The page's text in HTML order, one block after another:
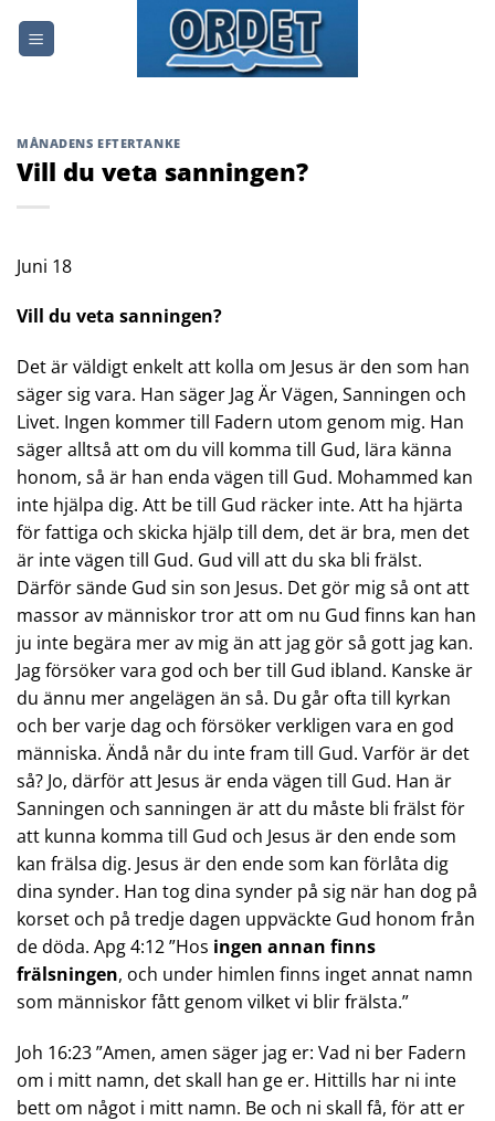
MÅNADENS EFTERTANKE
Vill du veta sanningen?
Juni 18
Vill du veta sanningen?
Det är väldigt enkelt att kolla om Jesus är den som han
säger sig vara. Han säger Jag Är Vägen, Sanningen och
Livet. Ingen kommer till Fadern utom genom mig. Han
säger alltså att om du vill komma till Gud, lära känna
honom, så är han enda vägen till Gud. Mohammed kan
inte hjälpa dig. Att be till Gud räcker inte. Att ha hjärta
för fattiga och skicka hjälp till dem, det är bra, men det
är inte vägen till Gud. Gud vill att du ska bli frälst.
Därför sände Gud sin son Jesus. Det gör mig så ont att
massor av människor tror att om nu Gud finns kan han
ju inte begära mer av mig än att jag gör så gott jag kan.
Jag försöker vara god och ber till Gud ibland. Kanske är
du ännu mer angelägen än så. Du går ofta till kyrkan
och ber varje dag och försöker verkligen vara en god
människa. Ändå når du inte fram till Gud. Varför är det
så? Jo, därför att Jesus är enda vägen till Gud. Han är
Sanningen och sanningen är att du måste bli frälst för
att kunna komma till Gud och Jesus är den ende som
kan frälsa dig. Jesus är den ende som kan förlåta dig
dina synder. Han tog dina synder på sig när han dog på
korset och på tredje dagen uppväckte Gud honom från
de döda. Apg 4:12 ”Hos ingen annan finns
frälsningen, och under himlen finns inget annat namn
som människor fått genom vilket vi blir frälsta.”
Joh 16:23 ”Amen, amen säger jag er: Vad ni ber Fadern
om i mitt namn, det skall han ge er. Hittills har ni inte
bett om något i mitt namn. Be och ni skall få, för att er